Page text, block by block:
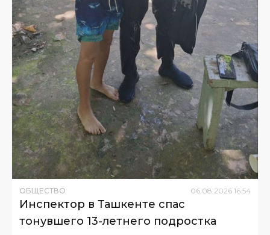
ОБЩЕСТВО 06 08 2026 16:54
Инспектор в Ташкенте спас
тонувшего 13-летнего подростка